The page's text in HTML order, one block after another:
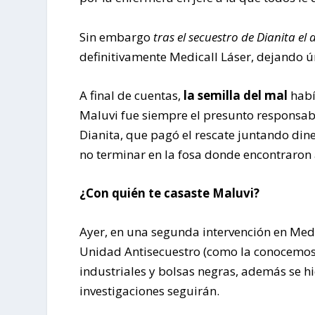
Sin embargo tras el secuestro de Dianita el
definitivamente Medicall Láser, dejando
A final de cuentas, la semilla del mal
Maluvi fue siempre el presunto
Dianita, que pagó el rescate juntando
no terminar en la fosa donde
¿Con quién te casaste Maluvi?
Ayer, en una segunda intervención en
Unidad Antisecuestro (como la
industriales y bolsas negras, además se
investigaciones seguirán.